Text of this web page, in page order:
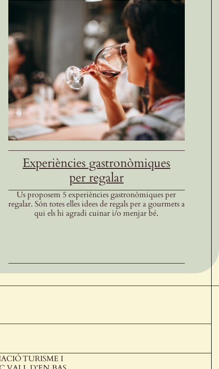
Experiències gastronòmiques
per regalar
Us proposem 5 experiències gastronòmiques per
regalar. Són totes elles idees de regals per a gourmets a
qui els hi agradi cuinar i/o menjar bé.
TURISME I